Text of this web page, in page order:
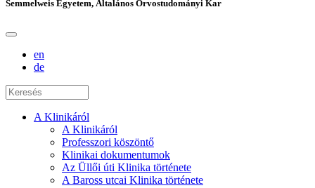
Semmelweis Egyetem, Általános Orvostudományi Kar
en
de
A Klinikáról
A Klinikáról
Professzori köszöntő
Klinikai dokumentumok
Az Üllői úti Klinika története
A Baross utcai Klinika története